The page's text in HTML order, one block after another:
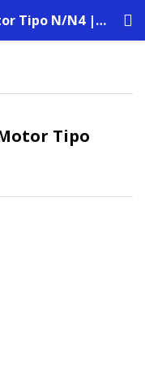
Bombas de Eje Libre Sin Motor Tipo N/N4 | 65-160C
Tipo